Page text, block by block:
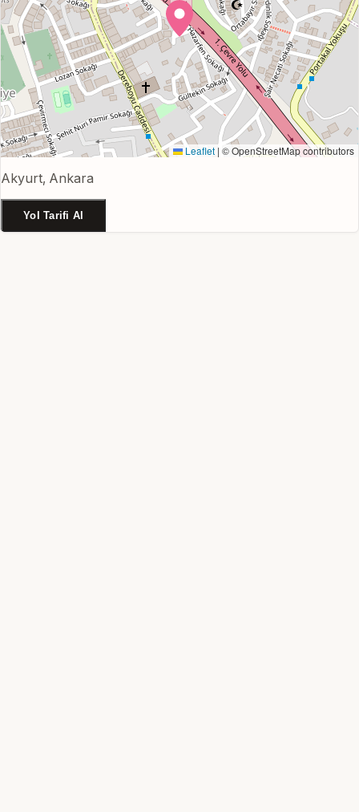
Leaflet | © OpenStreetMap contributors
Akyurt, Ankara
Yol Tarifi Al